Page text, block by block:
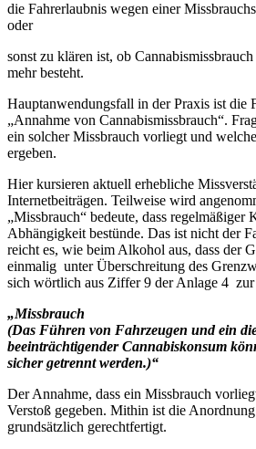
die Fahrerlaubnis wegen einer
oder
sonst zu klären ist, ob
mehr besteht.
Hauptanwendungsfall in der Praxis ist die
„Annahme von Cannabismissbrauch“.
ein solcher Missbrauch vorliegt und
ergeben.
Hier kursieren aktuell erhebliche
Internetbeiträgen. Teilweise wird
„Missbrauch“ bedeute, dass regelmäßiger
Abhängigkeit bestünde. Das ist nicht der
reicht es, wie beim Alkohol aus, dass der
einmalig unter Überschreitung des
sich wörtlich aus Ziffer 9 der Anlage 4
„Missbrauch
(Das Führen von Fahrzeugen und ein
beeinträchtigender Cannabiskonsum
sicher getrennt werden.)“
Der Annahme, dass ein Missbrauch
Verstoß gegeben. Mithin ist die
grundsätzlich gerechtfertigt.